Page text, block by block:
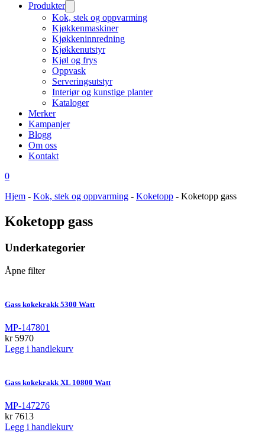
Produkter
Kok, stek og oppvarming
Kjøkkenmaskiner
Kjøkkeninnredning
Kjøkkenutstyr
Kjøl og frys
Oppvask
Serveringsutstyr
Interiør og kunstige planter
Kataloger
Merker
Kampanjer
Blogg
Om oss
Kontakt
0
Hjem - Kok, stek og oppvarming - Koketopp - Koketopp gass
Koketopp gass
Underkategorier
Åpne filter
Gass kokekrakk 5300 Watt
MP-147801
kr5970
Legg i handlekurv
Gass kokekrakk XL 10800 Watt
MP-147276
kr7613
Legg i handlekurv